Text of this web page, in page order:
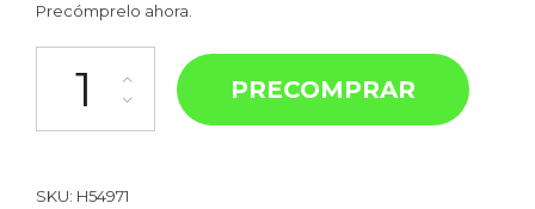
Precómprelo ahora.
PRECOMPRAR
SKU: H54971